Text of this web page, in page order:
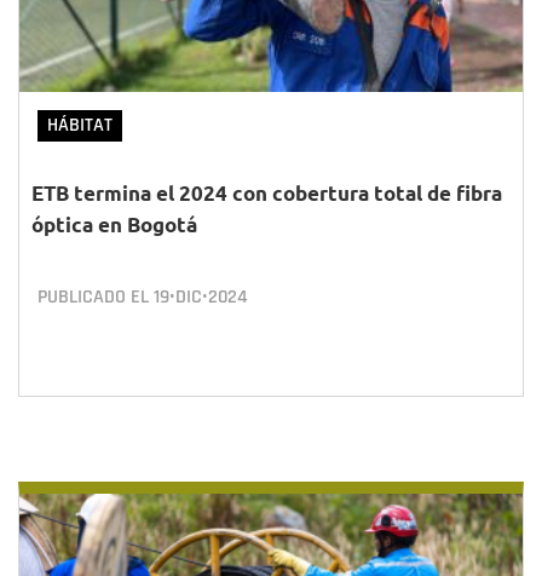
HÁBITAT
ETB termina el 2024 con cobertura total de fibra
óptica en Bogotá
PUBLICADO EL19•DIC•2024